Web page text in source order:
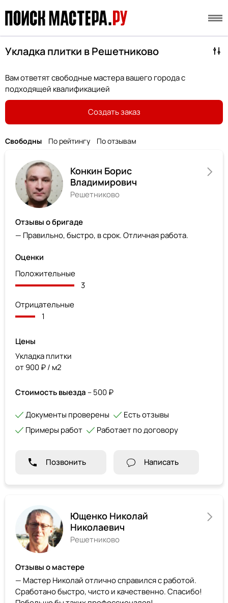
Укладка плитки в Решетниково
Вам ответят свободные мастера вашего города с
подходящей квалификацией
Создать заказ
Свободны По рейтингу По отзывам
Конкин Борис
Владимирович
Решетниково
Отзывы о бригаде
— Правильно, быстро, в срок. Отличная работа.
Оценки
Положительные
3
Отрицательные
1
Цены
Укладка плитки
от 900 ₽ / м2
Стоимость выезда – 500 ₽
Документы проверены
Есть отзывы
Примеры работ
Работает по договору
Позвонить Написать
Ющенко Николай
Николаевич
Решетниково
Отзывы о мастере
— Мастер Николай отлично справился с работой.
Сработано быстро, чисто и качественно. Спасибо!